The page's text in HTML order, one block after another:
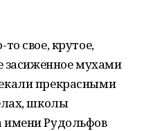
свое, крутое,
засиженное мухами
прекрасными
школы
имени Рудольфов